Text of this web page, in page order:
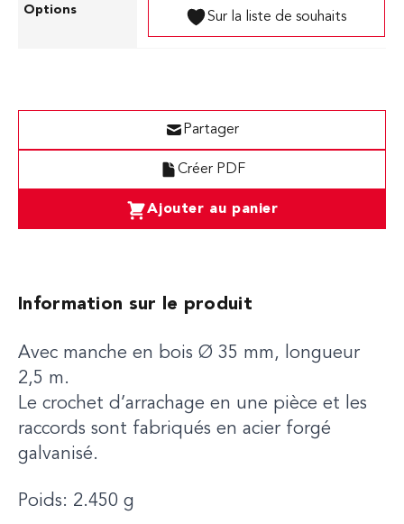
Sur la liste de souhaits
Ajouter au panier
Créer PDF
Partager
Information sur le produit
Avec manche en bois Ø 35 mm, longueur
2,5 m.
Le crochet d’arrachage en une pièce et les
raccords sont fabriqués en acier forgé
galvanisé.
Poids: 2.450 g